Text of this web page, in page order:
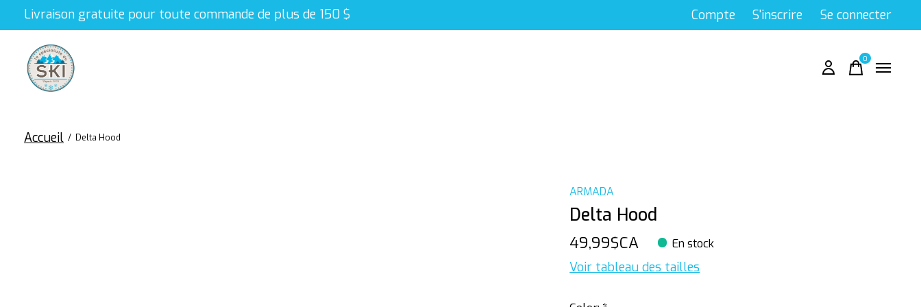
Livraison gratuite pour toute commande de plus de 150 $ Compte S'inscrire Se connecter
0items
Accueil / Delta Hood
ARMADA
Delta Hood
49,99$CA En stock
Voir tableau des tailles